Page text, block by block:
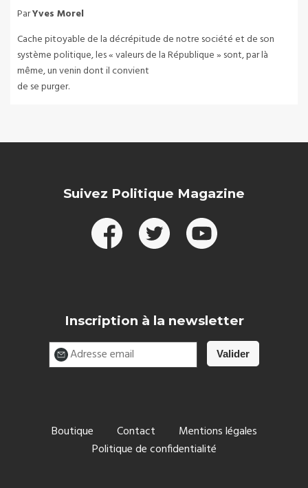
ParYves Morel
Cache pitoyable de la décrépitude de notre société et de son
système politique, les « valeurs de la République » sont, par là
même, un venin dont il convient
de se purger.
Suivez Politique Magazine
Inscription à la newsletter
Boutique Contact
Mentions légales
Politique de confidentialité